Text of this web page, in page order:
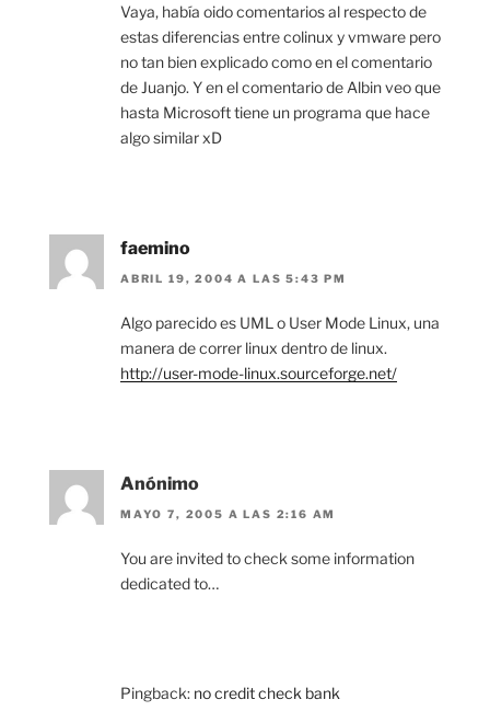
Vaya, había oido comentarios al respecto de
estas diferencias entre colinux y vmware pero
no tan bien explicado como en el comentario
de Juanjo. Y en el comentario de Albin veo que
hasta Microsoft tiene un programa que hace
algo similar xD
faemino
ABRIL 19, 2004 A LAS 5:43 PM
Algo parecido es UML o User Mode Linux, una
manera de correr linux dentro de linux.
http://user-mode-linux.sourceforge.net/
Anónimo
MAYO 7, 2005 A LAS 2:16 AM
You are invited to check some information
dedicated to…
Pingback: no credit check bank